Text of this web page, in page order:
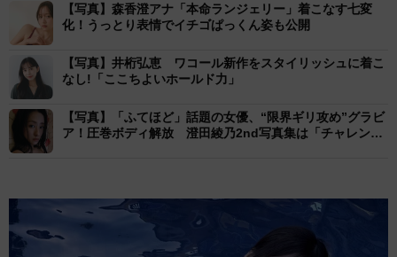
【写真】森香澄アナ「本命ランジェリー」着こなす七変
化！うっとり表情でイチゴぱっくん姿も公開
【写真】井桁弘恵 ワコール新作をスタイリッシュに着こ
なし!「ここちよいホールド力」
【写真】「ふてほど」話題の女優、“限界ギリ攻め”グラビ
ア！圧巻ボディ解放 澄田綾乃2nd写真集は「チャレン